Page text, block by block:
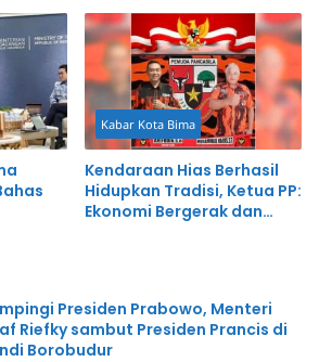
Kabar Kota Bima
Kendaraan Hias Berhasil
Hidupkan Tradisi, Ketua PP:
Ekonomi Bergerak dan
Presiden Prabowo, Menteri
Riefky sambut Presiden Prancis di
Borobudur